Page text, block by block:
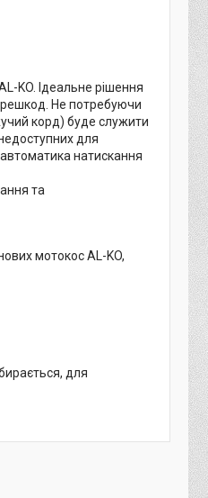
KO. Ідеальне рішення
Не потребуючи
корд) буде служити
для
натискання
та
мотокос AL-KO,
для